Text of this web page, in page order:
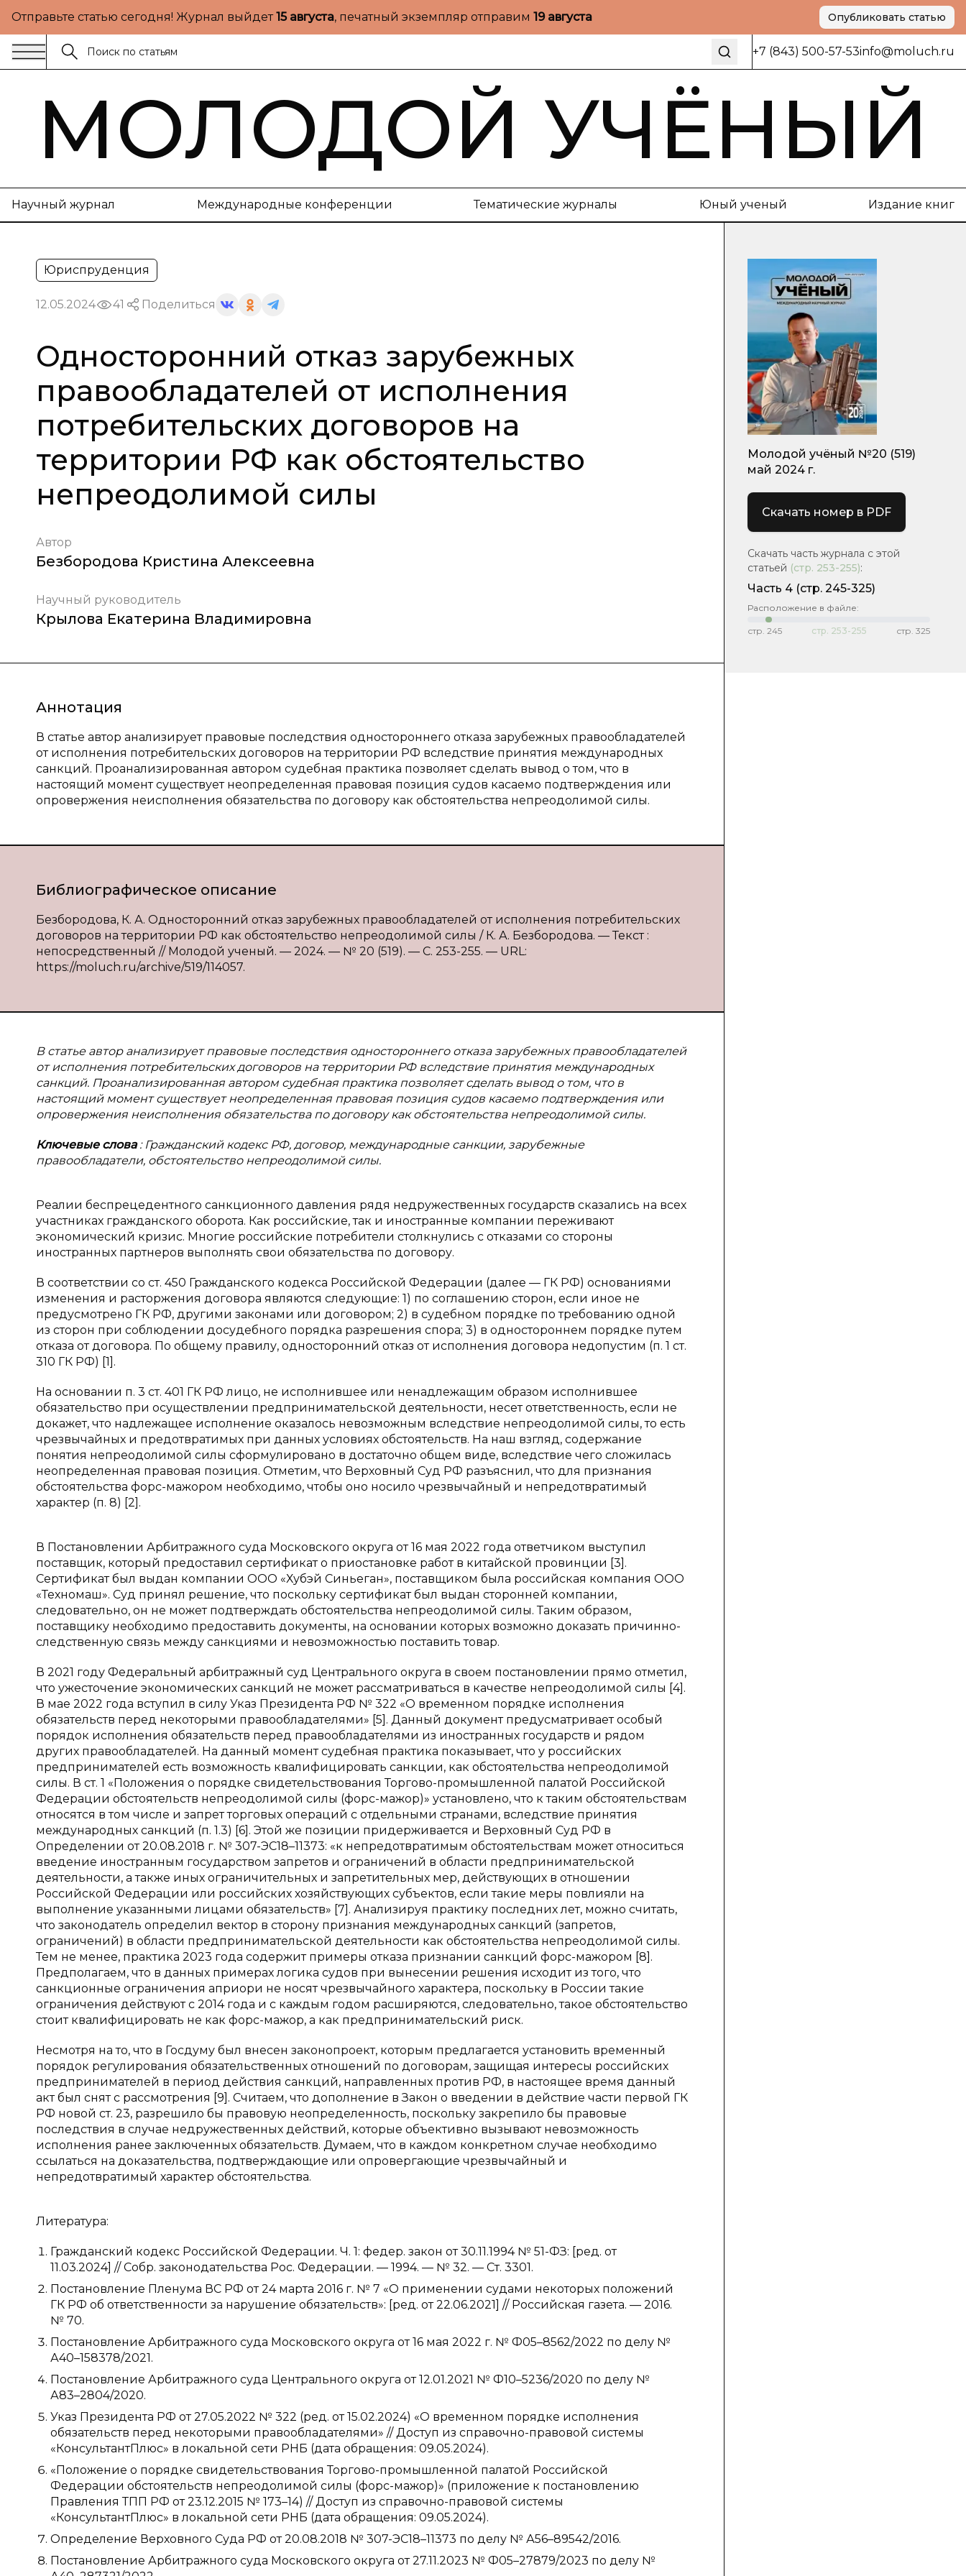
Отправьте статью сегодня! Журнал выйдет15 августа, печатный экземпляр отправим 19 августа Опубликовать статью
+7 (843) 500-57-53info@moluch.ru
МОЛОДОЙ УЧЁНЫЙ
Научный журнал Международные конференции Тематические журналы Юный ученый Издание книг
Юриспруденция
12.05.2024 41 Поделиться
Односторонний отказ зарубежных
правообладателей от исполнения
потребительских договоров на
территории РФ как обстоятельство
непреодолимой силы
Автор
Безбородова Кристина Алексеевна
Научный руководитель
Крылова Екатерина Владимировна
Аннотация
В статье автор анализирует правовые последствия одностороннего отказа зарубежных правообладателей
от исполнения потребительских договоров на территории РФ вследствие принятия международных
санкций. Проанализированная автором судебная практика позволяет сделать вывод о том, что в
настоящий момент существует неопределенная правовая позиция судов касаемо подтверждения или
опровержения неисполнения обязательства по договору как обстоятельства непреодолимой силы.
Библиографическое описание
Безбородова, К. А. Односторонний отказ зарубежных правообладателей от исполнения потребительских
договоров на территории РФ как обстоятельство непреодолимой силы / К. А. Безбородова. — Текст :
непосредственный // Молодой ученый. — 2024. — № 20 (519). — С. 253-255. — URL:
https://moluch.ru/archive/519/114057.
В статье автор анализирует правовые последствия одностороннего отказа зарубежных правообладателей
от исполнения потребительских договоров на территории РФ вследствие принятия международных
санкций. Проанализированная автором судебная практика позволяет сделать вывод о том, что в
настоящий момент существует неопределенная правовая позиция судов касаемо подтверждения или
опровержения неисполнения обязательства по договору как обстоятельства непреодолимой силы.
Ключевые слова: Гражданский кодекс РФ, договор, международные санкции, зарубежные
правообладатели, обстоятельство непреодолимой силы.
Реалии беспрецедентного санкционного давления рядя недружественных государств сказались на всех
участниках гражданского оборота. Как российские, так и иностранные компании переживают
экономический кризис. Многие российские потребители столкнулись с отказами со стороны
иностранных партнеров выполнять свои обязательства по договору.
В соответствии со ст. 450 Гражданского кодекса Российской Федерации (далее — ГК РФ) основаниями
изменения и расторжения договора являются следующие: 1) по соглашению сторон, если иное не
предусмотрено ГК РФ, другими законами или договором; 2) в судебном порядке по требованию одной
из сторон при соблюдении досудебного порядка разрешения спора; 3) в одностороннем порядке путем
отказа от договора. По общему правилу, односторонний отказ от исполнения договора недопустим (п. 1 ст.
310 ГК РФ) [1].
На основании п. 3 ст. 401 ГК РФ лицо, не исполнившее или ненадлежащим образом исполнившее
обязательство при осуществлении предпринимательской деятельности, несет ответственность, если не
докажет, что надлежащее исполнение оказалось невозможным вследствие непреодолимой силы, то есть
чрезвычайных и предотвратимых при данных условиях обстоятельств. На наш взгляд, содержание
понятия непреодолимой силы сформулировано в достаточно общем виде, вследствие чего сложилась
неопределенная правовая позиция. Отметим, что Верховный Суд РФ разъяснил, что для признания
обстоятельства форс-мажором необходимо, чтобы оно носило чрезвычайный и непредотвратимый
характер (п. 8) [2].
В Постановлении Арбитражного суда Московского округа от 16 мая 2022 года ответчиком выступил
поставщик, который предоставил сертификат о приостановке работ в китайской провинции [3].
Сертификат был выдан компании ООО «Хубэй Синьеган», поставщиком была российская компания ООО
«Техномаш». Суд принял решение, что поскольку сертификат был выдан сторонней компании,
следовательно, он не может подтверждать обстоятельства непреодолимой силы. Таким образом,
поставщику необходимо предоставить документы, на основании которых возможно доказать причинно-
следственную связь между санкциями и невозможностью поставить товар.
В 2021 году Федеральный арбитражный суд Центрального округа в своем постановлении прямо отметил,
что ужесточение экономических санкций не может рассматриваться в качестве непреодолимой силы [4].
В мае 2022 года вступил в силу Указ Президента РФ № 322 «О временном порядке исполнения
обязательств перед некоторыми правообладателями» [5]. Данный документ предусматривает особый
порядок исполнения обязательств перед правообладателями из иностранных государств и рядом
других правообладателей. На данный момент судебная практика показывает, что у российских
предпринимателей есть возможность квалифицировать санкции, как обстоятельства непреодолимой
силы. В ст. 1 «Положения о порядке свидетельствования Торгово-промышленной палатой Российской
Федерации обстоятельств непреодолимой силы (форс-мажор)» установлено, что к таким обстоятельствам
относятся в том числе и запрет торговых операций с отдельными странами, вследствие принятия
международных санкций (п. 1.3) [6]. Этой же позиции придерживается и Верховный Суд РФ в
Определении от 20.08.2018 г. № 307-ЭС18–11373: «к непредотвратимым обстоятельствам может относиться
введение иностранным государством запретов и ограничений в области предпринимательской
деятельности, а также иных ограничительных и запретительных мер, действующих в отношении
Российской Федерации или российских хозяйствующих субъектов, если такие меры повлияли на
выполнение указанными лицами обязательств» [7]. Анализируя практику последних лет, можно считать,
что законодатель определил вектор в сторону признания международных санкций (запретов,
ограничений) в области предпринимательской деятельности как обстоятельства непреодолимой силы.
Тем не менее, практика 2023 года содержит примеры отказа признании санкций форс-мажором [8].
Предполагаем, что в данных примерах логика судов при вынесении решения исходит из того, что
санкционные ограничения априори не носят чрезвычайного характера, поскольку в России такие
ограничения действуют с 2014 года и с каждым годом расширяются, следовательно, такое обстоятельство
стоит квалифицировать не как форс-мажор, а как предпринимательский риск.
Несмотря на то, что в Госдуму был внесен законопроект, которым предлагается установить временный
порядок регулирования обязательственных отношений по договорам, защищая интересы российских
предпринимателей в период действия санкций, направленных против РФ, в настоящее время данный
акт был снят с рассмотрения [9]. Считаем, что дополнение в Закон о введении в действие части первой ГК
РФ новой ст. 23, разрешило бы правовую неопределенность, поскольку закрепило бы правовые
последствия в случае недружественных действий, которые объективно вызывают невозможность
исполнения ранее заключенных обязательств. Думаем, что в каждом конкретном случае необходимо
ссылаться на доказательства, подтверждающие или опровергающие чрезвычайный и
непредотвратимый характер обстоятельства.
Литература:
Гражданский кодекс Российской Федерации. Ч. 1: федер. закон от 30.11.1994 № 51-ФЗ: [ред. от
11.03.2024] // Собр. законодательства Рос. Федерации. — 1994. — № 32. — Ст. 3301.
Постановление Пленума ВС РФ от 24 марта 2016 г. № 7 «О применении судами некоторых положений
ГК РФ об ответственности за нарушение обязательств»: [ред. от 22.06.2021] // Российская газета. — 2016.
№ 70.
Постановление Арбитражного суда Московского округа от 16 мая 2022 г. № Ф05–8562/2022 по делу №
А40–158378/2021.
Постановление Арбитражного суда Центрального округа от 12.01.2021 № Ф10–5236/2020 по делу №
А83–2804/2020.
Указ Президента РФ от 27.05.2022 № 322 (ред. от 15.02.2024) «О временном порядке исполнения
обязательств перед некоторыми правообладателями» // Доступ из справочно-правовой системы
«КонсультантПлюс» в локальной сети РНБ (дата обращения: 09.05.2024).
«Положение о порядке свидетельствования Торгово-промышленной палатой Российской
Федерации обстоятельств непреодолимой силы (форс-мажор)» (приложение к постановлению
Правления ТПП РФ от 23.12.2015 № 173–14) // Доступ из справочно-правовой системы
«КонсультантПлюс» в локальной сети РНБ (дата обращения: 09.05.2024).
Определение Верховного Суда РФ от 20.08.2018 № 307-ЭС18–11373 по делу № А56–89542/2016.
Постановление Арбитражного суда Московского округа от 27.11.2023 № Ф05–27879/2023 по делу №
Молодой учёный №20 (519)
май 2024 г.
Скачать номер в PDF
Скачать часть журнала с этой
статьей (стр. 253-255):
Часть 4 (стр. 245-325)
Расположение в файле:
стр. 245 стр. 253-255 стр. 325